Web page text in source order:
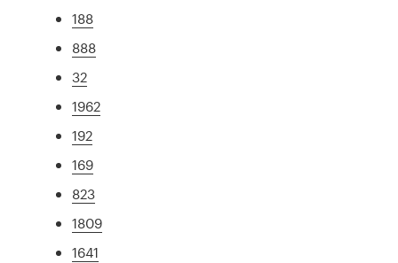
188
888
32
1962
192
169
823
1809
1641